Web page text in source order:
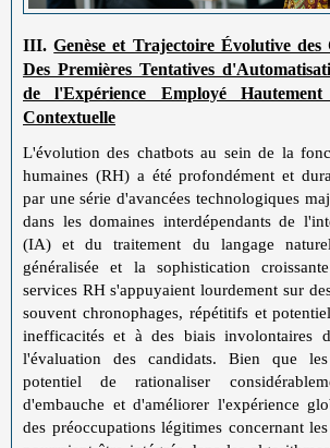
III.Genèse et Trajectoire Évolutive
Des Premières Tentatives
de l'Expérience Employé Hautement
Contextuelle
L'évolution des chatbots au sein de la
humaines (RH) a été profondément et
par une série d'avancées technologiques
dans les domaines interdépendants de
(IA) et du traitement du langage
généralisée et la sophistication
services RH s'appuyaient lourdement sur
souvent chronophages, répétitifs et
inefficacités et à des biais involontaires
l'évaluation des candidats. Bien que
potentiel de rationaliser
d'embauche et d'améliorer l'expérience
des préoccupations légitimes concernant